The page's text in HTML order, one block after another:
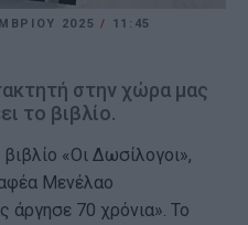
2025/
11:45
στην χώρα μας
το βιβλίο.
«Οι Δωσίλογοι»,
Μενέλαο
άργησε 70 χρόνια». Το